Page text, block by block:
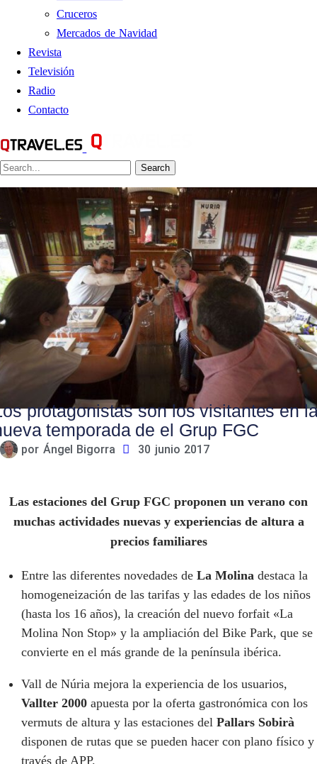
Cruceros
Mercados de Navidad
Revista
Televisión
Radio
Contacto
Search
protagonistas son los visitantes en
temporada de el Grup FGC
por Ángel Bigorra 30 junio 2017
Las estaciones del Grup FGC proponen un verano con
muchas actividades nuevas y experiencias de altura a
precios familiares
Entre las diferentes novedades de La Molina destaca la
homogeneización de las tarifas y las edades de los niños
(hasta los 16 años), la creación del nuevo forfait «La
Molina Non Stop» y la ampliación del Bike Park, que se
convierte en el más grande de la península ibérica.
Vall de Núria mejora la experiencia de los usuarios,
Vallter 2000 apuesta por la oferta gastronómica con los
vermuts de altura y las estaciones del Pallars Sobirà
disponen de rutas que se pueden hacer con plano físico y
través de APP.